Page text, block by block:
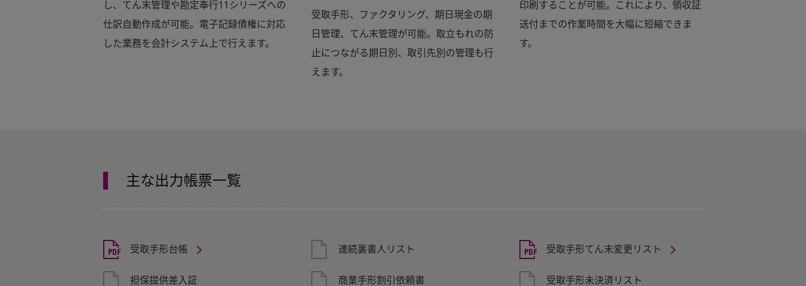
し、てん末管理や勘定奉行11シリーズへの
仕訳自動作成が可能。電子記録債権に対応
した業務を会計システム上で行えます。
受取手形、ファクタリング、期日現金の期
日管理、てん末管理が可能。取立もれの防
止につながる期日別、取引先別の管理も行
えます。
印刷することが可能。これにより、領収証
送付までの作業時間を大幅に短縮できま
す。
主な出力帳票一覧
受取手形台帳 連続裏書人リスト 受取手形てん末変更リスト
担保提供差入証 商業手形割引依頼書 受取手形未決済リスト